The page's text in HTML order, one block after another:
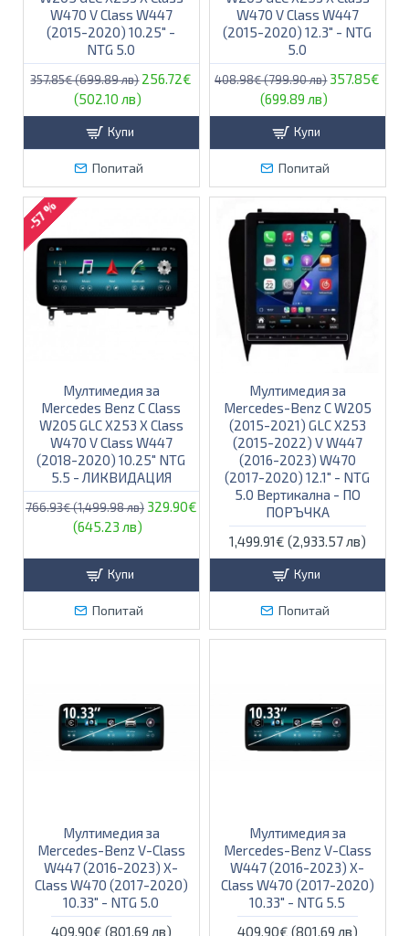
W470 V Class W447
(2015-2020) 10.25″ -
NTG 5.0
357.85€ (699.89 лв) 256.72€
(502.10 лв)
Купи
Попитай
W470 V Class W447
(2015-2020) 12.3″ - NTG
5.0
408.98€ (799.90 лв) 357.85€
(699.89 лв)
Купи
Попитай
-57 %
Мултимедия за
Mercedes Benz C Class
W205 GLC X253 X Class
W470 V Class W447
(2018-2020) 10.25″ NTG
5.5 - ЛИКВИДАЦИЯ
766.93€ (1,499.98 лв) 329.90€
(645.23 лв)
Купи
Попитай
Мултимедия за
Mercedes-Benz C W205
(2015-2021) GLC X253
(2015-2022) V W447
(2016-2023) W470
(2017-2020) 12.1" - NTG
5.0 Вертикална - ПО
ПОРЪЧКА
1,499.91€ (2,933.57 лв)
Купи
Попитай
Мултимедия за
Mercedes-Benz V-Class
W447 (2016-2023) X-
Class W470 (2017-2020)
10.33" - NTG 5.0
409.90€ (801.69 лв)
Мултимедия за
Mercedes-Benz V-Class
W447 (2016-2023) X-
Class W470 (2017-2020)
10.33" - NTG 5.5
409.90€ (801.69 лв)